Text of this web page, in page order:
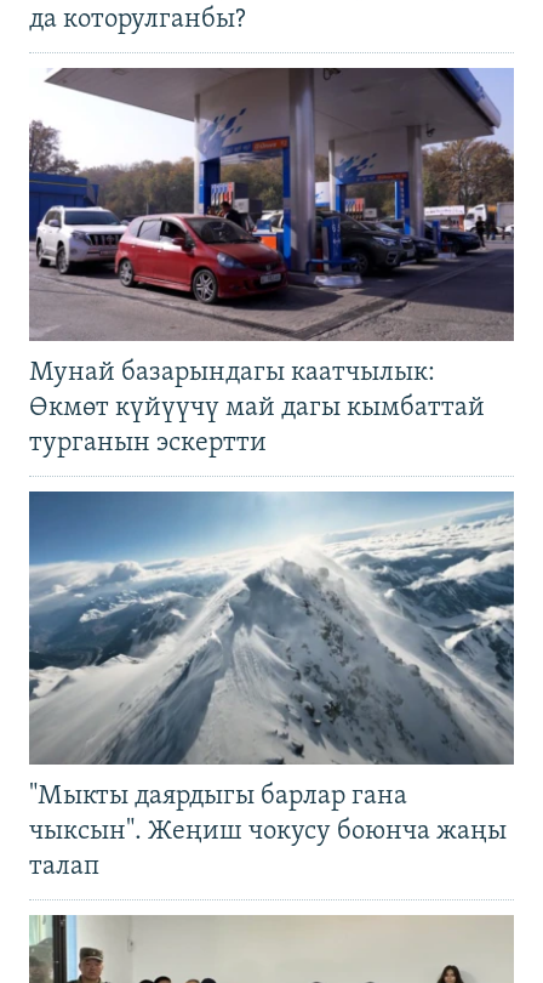
да которулганбы?
Мунай базарындагы каатчылык:
Өкмөт күйүүчү май дагы кымбаттай
турганын эскертти
"Мыкты даярдыгы барлар гана
чыксын". Жеңиш чокусу боюнча жаңы
талап